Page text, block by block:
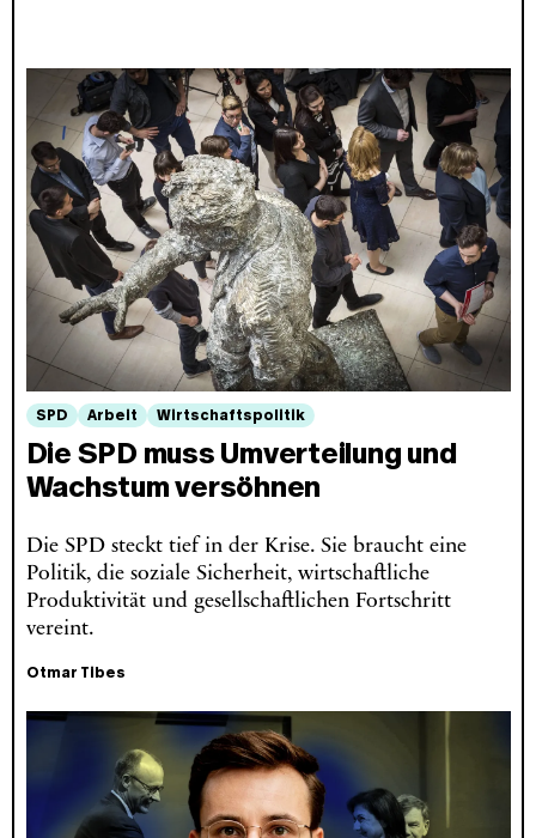
SPD Arbeit Wirtschaftspolitik
Die SPD muss Umverteilung und
Wachstum versöhnen
Die SPD steckt tief in der Krise. Sie braucht eine
Politik, die soziale Sicherheit, wirtschaftliche
Produktivität und gesellschaftlichen Fortschritt
vereint.
Otmar Tibes